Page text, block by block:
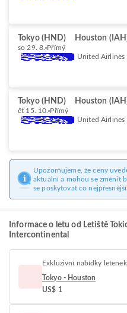
Tokyo (HND) Houston
so 29. 8. Přímý
United Airlines
Tokyo (HND) Houston
čt 15. 10. Přímý
United Airlines
Upozorňujeme, že ceny
aktuální a mohou se změnit
se poskytovat co
Informace o letu od Letiště
Intercontinental
Exkluzivní nabídky letenek
Tokyo - Houston
US$ 1